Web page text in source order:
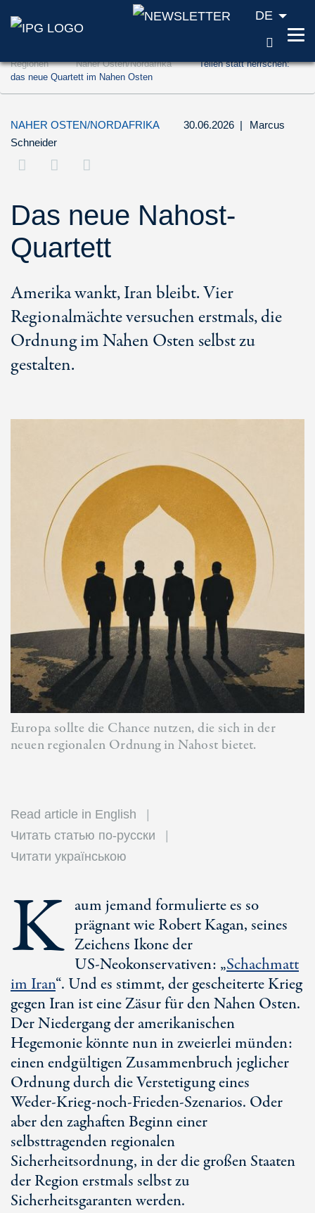
Zum Inhalt springen (Accesskey '1')
Zur Suche springen (Accesskey '2')
DE
Regionen Naher Osten/Nordafrika
Teilen statt herrschen:
das neue Quartett im Nahen Osten
NAHER OSTEN/NORDAFRIKA 30.06.2026 |
Marcus
Schneider
Das neue Nahost-
Quartett
Amerika wankt, Iran bleibt. Vier
Regionalmächte versuchen erstmals, die
Ordnung im Nahen Osten selbst zu
gestalten.
Europa sollte die Chance nutzen, die sich in der
neuen regionalen Ordnung in Nahost bietet.
Read article in English
Читать статью по-русски
Читати українською
K aum jemand formulierte es so
prägnant wie Robert Kagan, seines
Zeichens Ikone der
US-Neokonservativen: „Schachmatt
im Iran“. Und es stimmt, der gescheiterte Krieg
gegen Iran ist eine Zäsur für den Nahen Osten.
Der Niedergang der amerikanischen
Hegemonie könnte nun in zweierlei münden:
einen endgültigen Zusammenbruch jeglicher
Ordnung durch die Verstetigung eines
Weder-Krieg-noch-Frieden-Szenarios. Oder
aber den zaghaften Beginn einer
selbsttragenden regionalen
Sicherheitsordnung, in der die großen Staaten
der Region erstmals selbst zu
Sicherheitsgaranten werden.